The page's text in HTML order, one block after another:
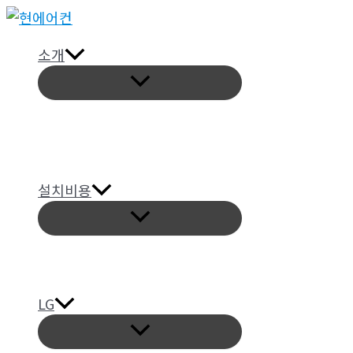
콘
소개
메
뉴
토
설치비용
메
뉴
토
LG
메
뉴